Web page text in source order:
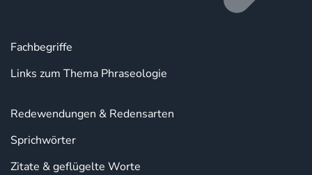
Fachbegriffe
Links zum Thema Phraseologie
Redewendungen & Redensarten
Sprichwörter
Zitate & geflügelte Worte